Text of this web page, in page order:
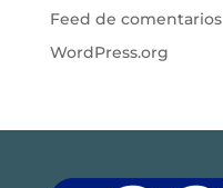
Feed de comentarios
WordPress.org